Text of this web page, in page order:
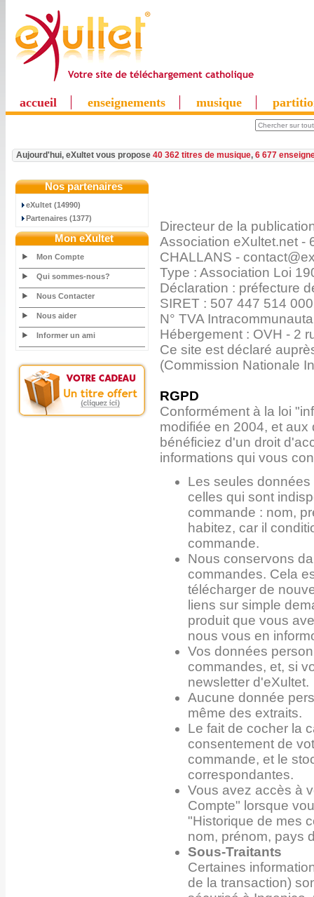
accueil enseignements musique
Aujourd'hui, eXultet vous propose 40 362 titres de musique, 6 677
Nos partenaires
eXultet (14990)
Partenaires (1377)
Mon eXultet
Mon Compte
Qui sommes-nous?
Nous Contacter
Nous aider
Informer un ami
Directeur de la
Association eXultet.net -
CHALLANS -
Type : Association Loi
Déclaration : préfecture
SIRET : 507 447 514
N° TVA
Hébergement : OVH - 2
Ce site est déclaré
(Commission Nationale
RGPD
Conformément à la loi
modifiée en 2004, et
bénéficiez d'un droit
informations qui vous
Les seules
celles qui sont
commande : nom,
habitez, car il
commande.
Nous conservons
commandes. Cela
télécharger de
liens sur simple
produit que vous
nous vous en
Vos données
commandes, et, si
newsletter d'eXultet.
Aucune donnée
même des extraits.
Le fait de cocher la
consentement de
commande, et le
correspondantes.
Vous avez accès à
Compte" lorsque
"Historique de mes
nom, prénom, pays
Sous-Traitants
Certaines
de la transaction)